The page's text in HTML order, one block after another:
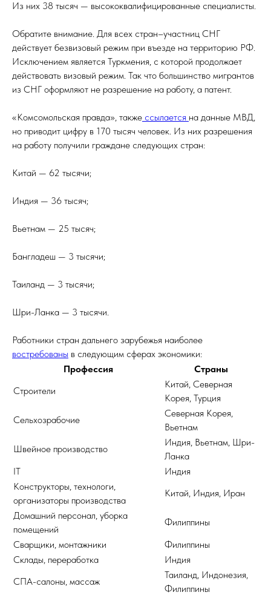
Из них 38 тысяч — высококвалифицированные специалисты.
Обратите внимание. Для всех стран–участниц СНГ
действует безвизовый режим при въезде на территорию РФ.
Исключением является Туркмения, с которой продолжает
действовать визовый режим. Так что большинство мигрантов
из СНГ оформляют не разрешение на работу, а патент.
«Комсомольская правда», также ссылается на данные МВД,
но приводит цифру в 170 тысяч человек. Из них разрешения
на работу получили граждане следующих стран:
Китай — 62 тысячи;
Индия — 36 тысяч;
Вьетнам — 25 тысяч;
Бангладеш — 3 тысячи;
Таиланд — 3 тысячи;
Шри-Ланка — 3 тысячи.
Работники стран дальнего зарубежья наиболее
востребованы в следующим сферах экономики:
Профессия
Страны
Строители
Китай, Северная
Корея, Турция
Сельхозрабочие
Северная Корея,
Вьетнам
Швейное производство
Индия, Вьетнам, Шри-
Ланка
IT
Индия
Конструкторы, технологи,
организаторы производства
Китай, Индия, Иран
Домашний персонал, уборка
помещений
Филиппины
Сварщики, монтажники
Филиппины
Склады, переработка
Индия
СПА-салоны, массаж
Таиланд, Индонезия,
Филиппины